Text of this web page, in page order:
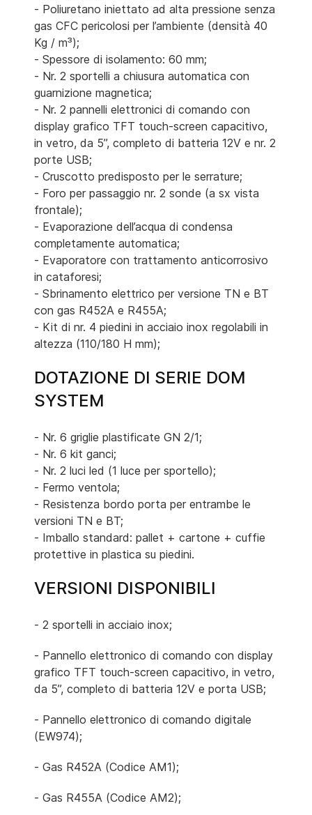
- Poliuretano iniettato ad alta pressione senza
gas CFC pericolosi per l’ambiente (densità 40
Kg / m³);
- Spessore di isolamento: 60 mm;
- Nr. 2 sportelli a chiusura automatica con
guarnizione magnetica;
- Nr. 2 pannelli elettronici di comando con
display grafico TFT touch-screen capacitivo,
in vetro, da 5”, completo di batteria 12V e nr. 2
porte USB;
- Cruscotto predisposto per le serrature;
- Foro per passaggio nr. 2 sonde (a sx vista
frontale);
- Evaporazione dell’acqua di condensa
completamente automatica;
- Evaporatore con trattamento anticorrosivo
in cataforesi;
- Sbrinamento elettrico per versione TN e BT
con gas R452A e R455A;
- Kit di nr. 4 piedini in acciaio inox regolabili in
altezza (110/180 H mm);
DOTAZIONE DI SERIE DOM
SYSTEM
- Nr. 6 griglie plastificate GN 2/1;
- Nr. 6 kit ganci;
- Nr. 2 luci led (1 luce per sportello);
- Fermo ventola;
- Resistenza bordo porta per entrambe le
versioni TN e BT;
- Imballo standard: pallet + cartone + cuffie
protettive in plastica su piedini.
VERSIONI DISPONIBILI
- 2 sportelli in acciaio inox;
- Pannello elettronico di comando con display
grafico TFT touch-screen capacitivo, in vetro,
da 5”, completo di batteria 12V e porta USB;
- Pannello elettronico di comando digitale
(EW974);
- Gas R452A (Codice AM1);
- Gas R455A (Codice AM2);